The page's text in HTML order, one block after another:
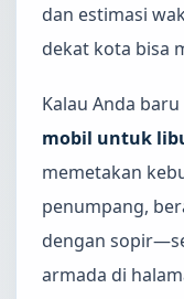
dan estimasi
dekat kota bisa
Kalau Anda
mobil untuk
memetakan
penumpang,
dengan
armada di